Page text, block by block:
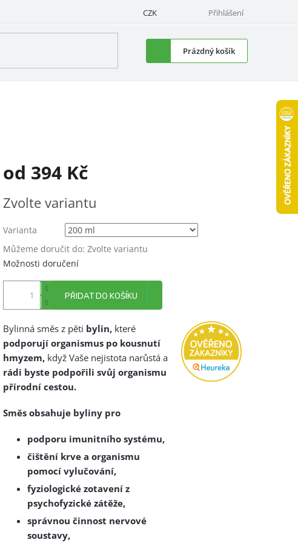
CZK Přihlášení
Nákupní
košík
Prázdný košík
od 394 Kč
cena:
Zvolte variantu
Varianta
Můžeme doručit do: Zvolte variantu
Možnosti doručení
PŘIDAT DO KOŠÍKU
Bylinná směs z pěti bylin, které
podporují organismus po kousnutí
hmyzem, když Vaše nejistota narůstá a
rádi byste podpořili svůj organismu
přírodní cestou.
Směs obsahuje byliny pro
podporu imunitního systému,
čištění krve a organismu
pomocí vylučování,
fyziologické zotavení z
psychofyzické zátěže,
správnou činnost nervové
soustavy,